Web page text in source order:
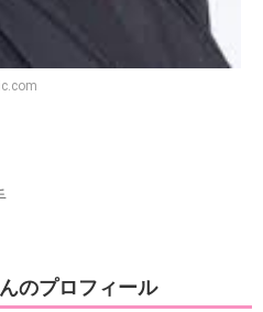
のプロフィール